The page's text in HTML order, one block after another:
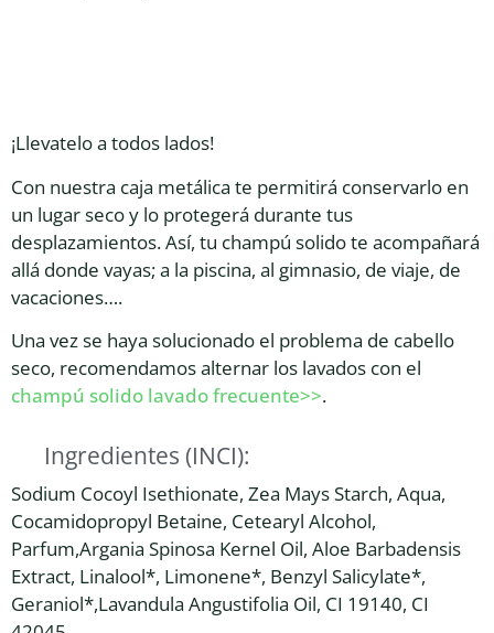
¡Llevatelo a todos lados!
Con nuestra caja metálica te permitirá conservarlo en
un lugar seco y lo protegerá durante tus
desplazamientos. Así, tu champú solido te acompañará
allá donde vayas; a la piscina, al gimnasio, de viaje, de
vacaciones….
Una vez se haya solucionado el problema de cabello
seco, recomendamos alternar los lavados con el
champú solido lavado frecuente>>.
Ingredientes (INCI):
Sodium Cocoyl Isethionate, Zea Mays Starch, Aqua,
Cocamidopropyl Betaine, Cetearyl Alcohol,
Parfum,Argania Spinosa Kernel Oil, Aloe Barbadensis
Extract, Linalool*, Limonene*, Benzyl Salicylate*,
Geraniol*,Lavandula Angustifolia Oil, CI 19140, CI